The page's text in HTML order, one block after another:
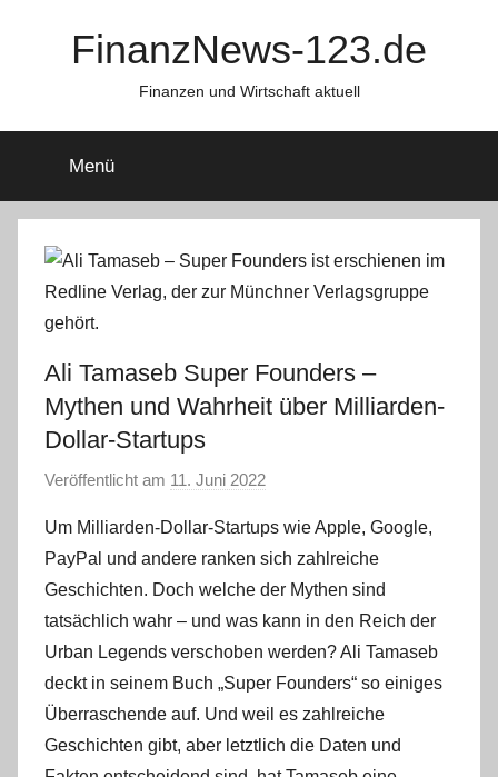
FinanzNews-123.de
Finanzen und Wirtschaft aktuell
Menü
Ali Tamaseb Super Founders –
Mythen und Wahrheit über Milliarden-
Dollar-Startups
Veröffentlicht am 11. Juni 2022
n
a
d
m
i
n
Um Milliarden-Dollar-Startups wie Apple, Google,
PayPal und andere ranken sich zahlreiche
Geschichten. Doch welche der Mythen sind
tatsächlich wahr – und was kann in den Reich der
Urban Legends verschoben werden? Ali Tamaseb
deckt in seinem Buch „Super Founders“ so einiges
Überraschende auf. Und weil es zahlreiche
Geschichten gibt, aber letztlich die Daten und